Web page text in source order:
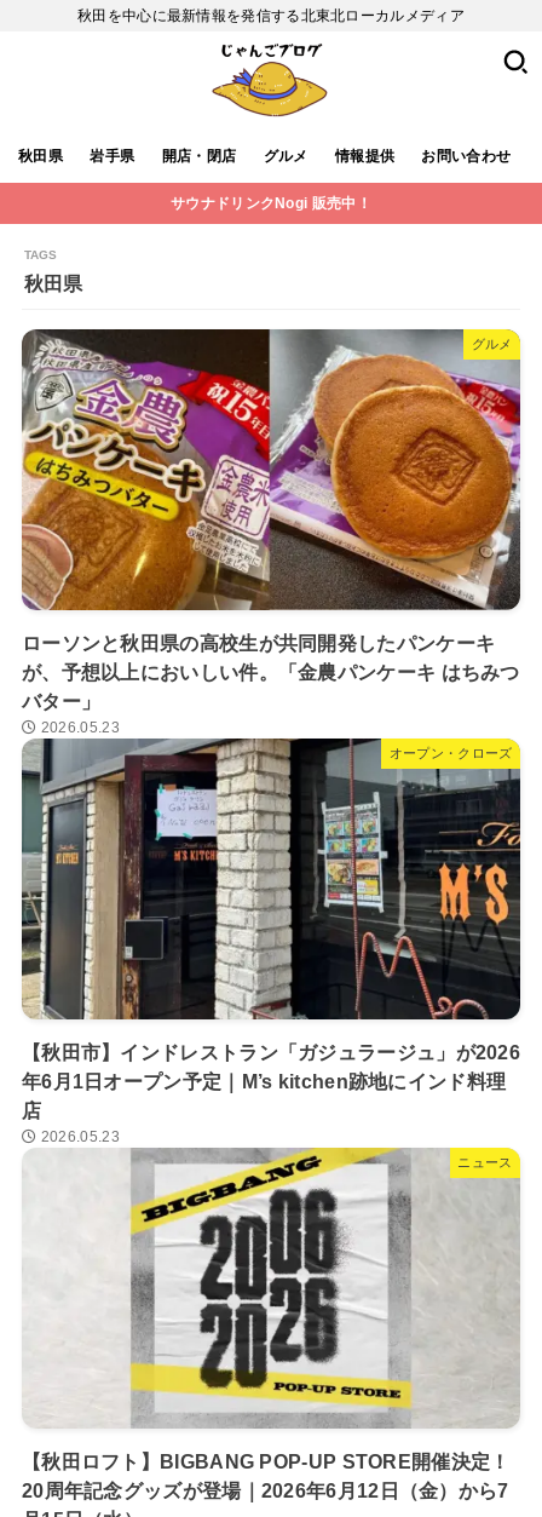
秋田を中心に最新情報を発信する北東北ローカルメディア
秋田県 岩手県 開店・閉店 グルメ 情報提供 お問い合わせ
サウナドリンクNogi 販売中！
秋田県
グルメ
ローソンと秋田県の高校生が共同開発したパンケーキ
が、予想以上においしい件。「金農パンケーキ はちみつ
バター」
2026.05.23
オープン・クローズ
【秋田市】インドレストラン「ガジュラージュ」が2026
年6月1日オープン予定｜M’s kitchen跡地にインド料理
店
2026.05.23
ニュース
【秋田ロフト】BIGBANG POP-UP STORE開催決定！
20周年記念グッズが登場｜2026年6月12日（金）から7